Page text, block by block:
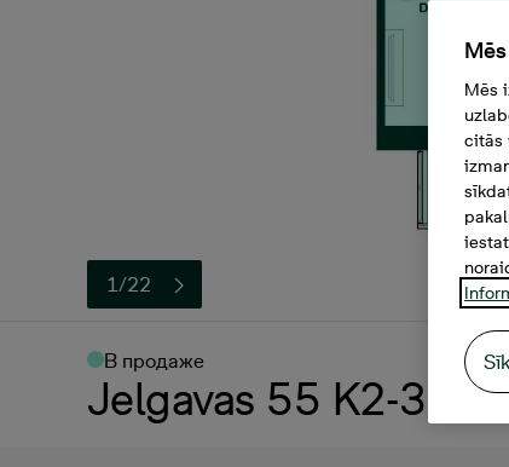
1/22
В продаже
Jelgavas 55 K2-33,
Mēs
citās